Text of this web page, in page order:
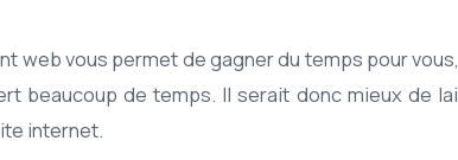
web vous permet de gagner du temps pour
beaucoup de temps. Il serait donc mieux de
internet.